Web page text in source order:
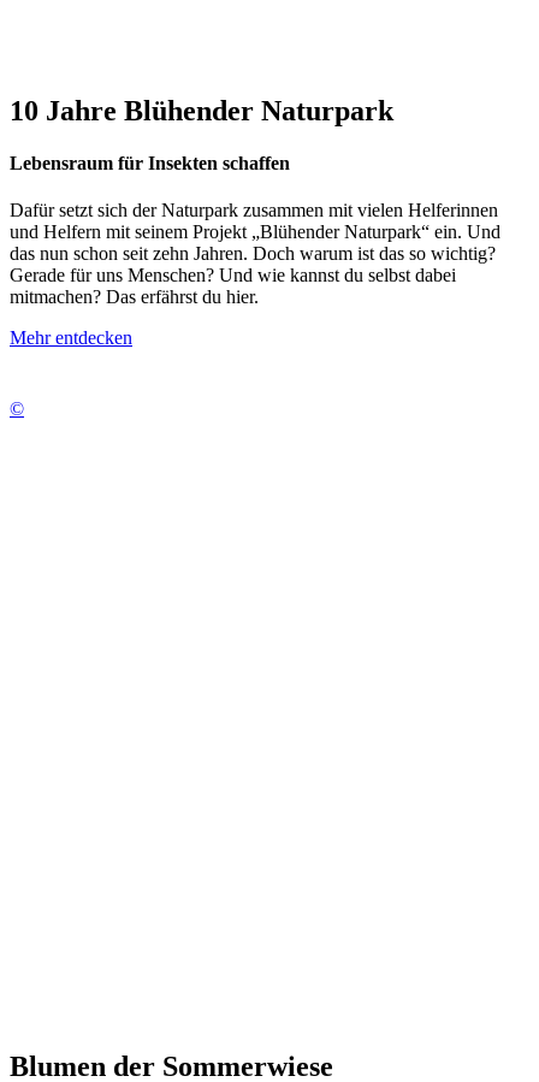
10 Jahre Blühender Naturpark
Lebensraum für Insekten schaffen
Dafür setzt sich der Naturpark zusammen mit vielen Helferinnen
und Helfern mit seinem Projekt „Blühender Naturpark“ ein. Und
das nun schon seit zehn Jahren. Doch warum ist das so wichtig?
Gerade für uns Menschen? Und wie kannst du selbst dabei
mitmachen? Das erfährst du hier.
Mehr entdecken
©
Blumen der Sommerwiese